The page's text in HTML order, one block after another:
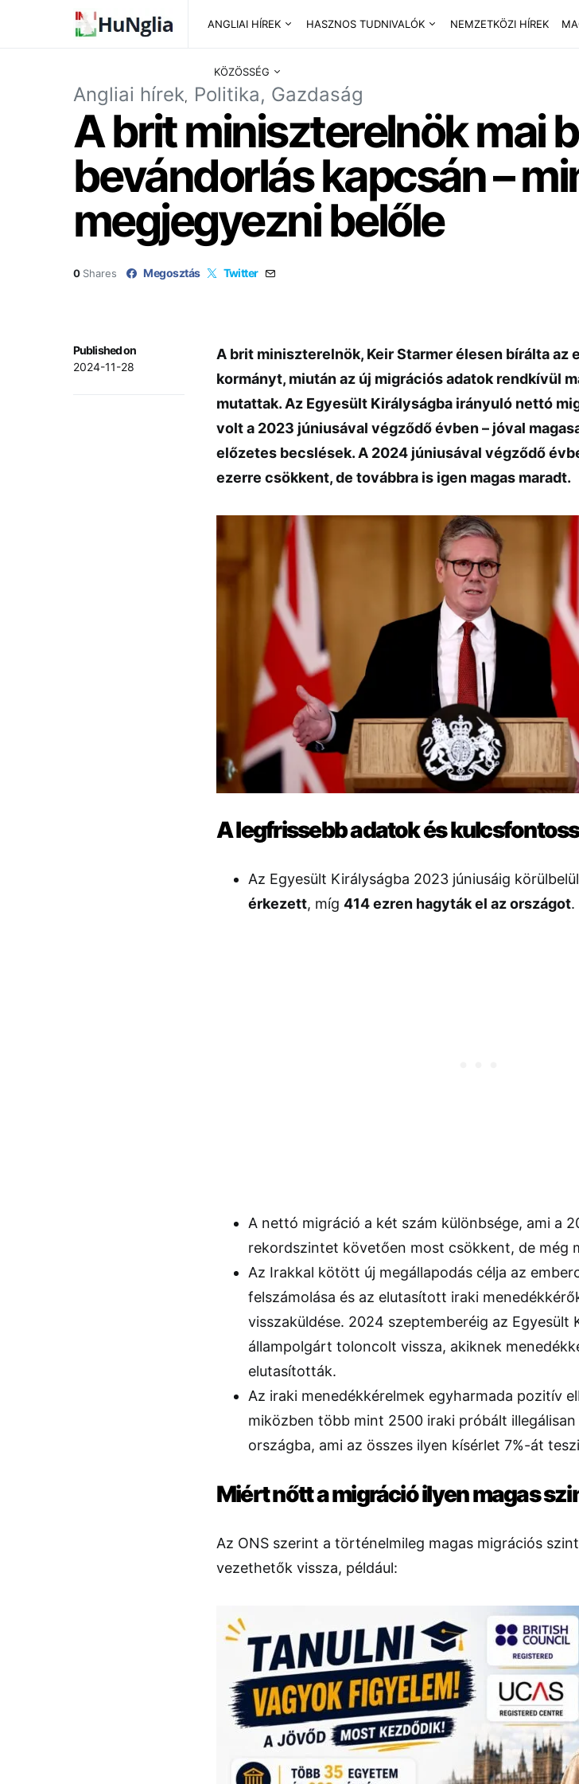
ANGLIAI HÍREK HASZNOS TUDNIVALÓK NEMZETKÖZI HÍREK
KÖZÖSSÉG
Angliai hírek Politika, Gazdaság
A brit miniszterelnök mai
bevándorlás kapcsán –
megjegyezni belőle
0 Shares Megosztás Twitter
Published on
2024-11-28
A brit miniszterelnök, Keir Starmer élesen bírálta az
kormányt, miután az új migrációs adatok rendkívül
mutattak. Az Egyesült Királyságba irányuló nettó
volt a 2023 júniusával végződő évben – jóval
előzetes becslések. A 2024 júniusával végződő
ezerre csökkent, de továbbra is igen magas maradt.
A legfrissebb adatok és
Az Egyesült Királyságba 2023 júniusáig körülbelül
érkezett, míg 414 ezren hagyták el az országot.
A nettó migráció a két szám különbsége, ami a
rekordszintet követően most csökkent, de még
Az Irakkal kötött új megállapodás célja az
felszámolása és az elutasított iraki
visszaküldése. 2024 szeptemberéig az Egyesült
állampolgárt toloncolt vissza, akiknek
elutasították.
Az iraki menedékkérelmek egyharmada pozitív
miközben több mint 2500 iraki próbált illegálisan
országba, ami az összes ilyen kísérlet 7%-át
Miért nőtt a migráció ilyen magas
Az ONS szerint a történelmileg magas migrációs
vezethetők vissza, például: